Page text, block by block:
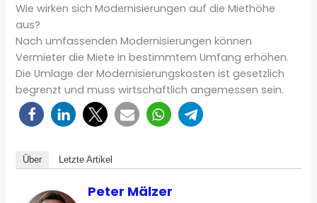
Wie wirken sich Modernisierungen auf die Miethöhe
aus?
Nach umfassenden Modernisierungen können
Vermieter die Miete in bestimmtem Umfang erhöhen.
Die Umlage der Modernisierungskosten ist gesetzlich
begrenzt und muss wirtschaftlich angemessen sein.
Über Letzte Artikel
Peter Mälzer